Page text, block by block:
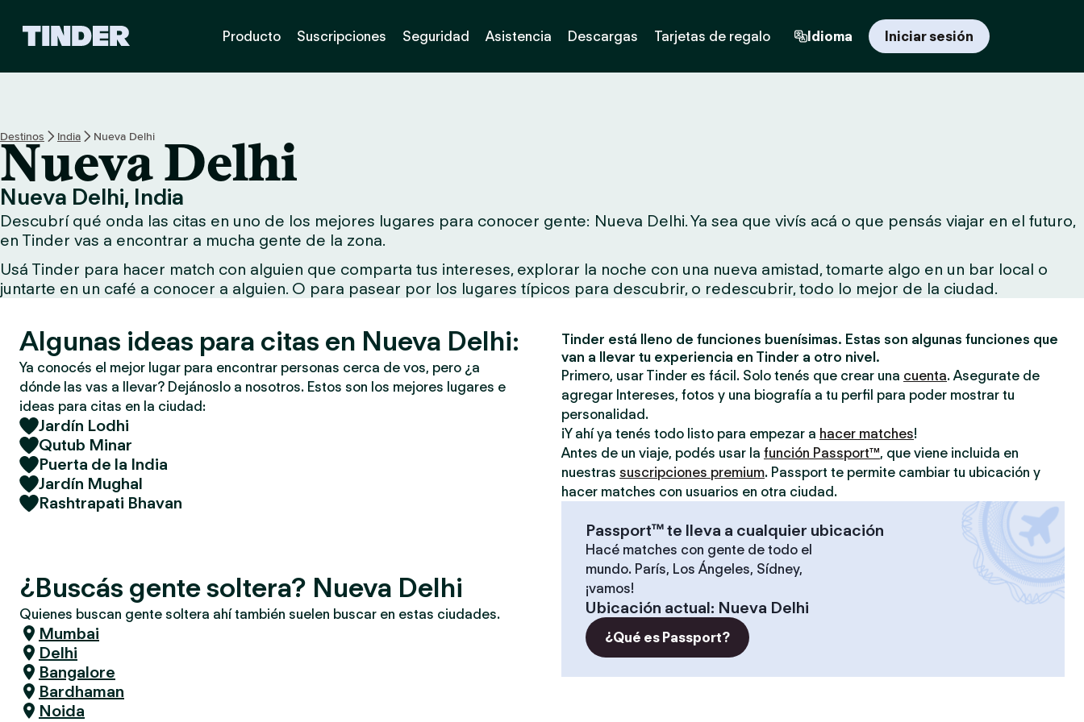
d
e
T
i
n
d
e
Producto Suscripciones Seguridad Asistencia Descargas Tarjetas de regalo Idioma Iniciar sesión
Destinos India Nueva Delhi
Nueva Delhi
Nueva Delhi, India
Descubrí qué onda las citas en uno de los mejores lugares para conocer gente: Nueva Delhi. Ya sea que vivís acá o que pensás viajar en el futuro,
en Tinder vas a encontrar a mucha gente de la zona.
Usá Tinder para hacer match con alguien que comparta tus intereses, explorar la noche con una nueva amistad, tomarte algo en un bar local o
juntarte en un café a conocer a alguien. O para pasear por los lugares típicos para descubrir, o redescubrir, todo lo mejor de la ciudad.
Algunas ideas para citas en Nueva Delhi:
Ya conocés el mejor lugar para encontrar personas cerca de vos, pero ¿a
dónde las vas a llevar? Dejánoslo a nosotros. Estos son los mejores lugares e
ideas para citas en la ciudad:
Jardín Lodhi
Qutub Minar
Puerta de la India
Jardín Mughal
Rashtrapati Bhavan
¿Buscás gente soltera? Nueva Delhi
Quienes buscan gente soltera ahí también suelen buscar en estas ciudades.
Mumbai
Delhi
Bangalore
Bardhaman
Noida
Tinder está lleno de funciones buenísimas. Estas son algunas funciones que
van a llevar tu experiencia en Tinder a otro nivel.
Primero, usar Tinder es fácil. Solo tenés que crear una cuenta. Asegurate de
agregar Intereses, fotos y una biografía a tu perfil para poder mostrar tu
personalidad.
¡Y ahí ya tenés todo listo para empezar a hacer matches!
Antes de un viaje, podés usar la función Passport™, que viene incluida en
nuestras suscripciones premium. Passport te permite cambiar tu ubicación y
hacer matches con usuarios en otra ciudad.
Passport™ te lleva a cualquier ubicación
Hacé matches con gente de todo el
mundo. París, Los Ángeles, Sídney,
¡vamos!
Ubicación actual: Nueva Delhi
¿Qué es Passport?